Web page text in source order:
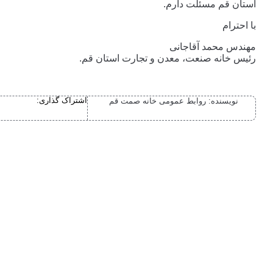
استان قم مسئلت دارم.
با احترام
مهندس محمد آقاجانی
رئیس خانه صنعت، معدن و تجارت استان قم.
نویسنده: روابط عمومی خانه صمت قم اشتراک گذاری: